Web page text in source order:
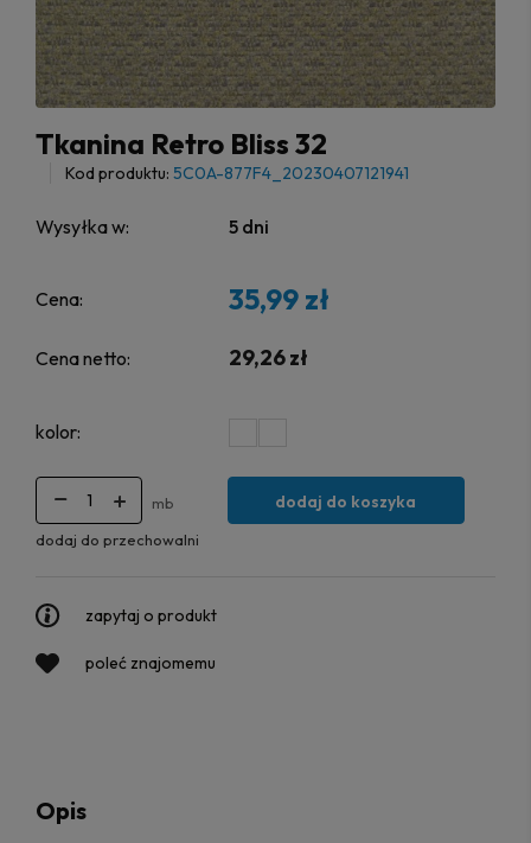
Tkanina Retro Bliss 32
Kod produktu: 5C0A-877F4_20230407121941
Wysyłka w: 5 dni
Cena: 35,99 zł
Cena netto: 29,26 zł
kolor:
mb dodaj do koszyka
dodaj do przechowalni
zapytaj o produkt
poleć znajomemu
Opis